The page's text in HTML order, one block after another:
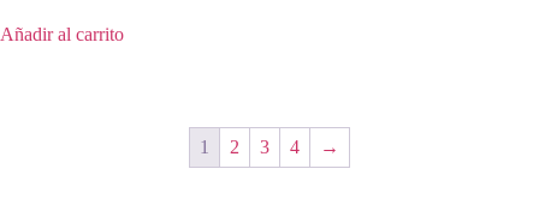
Añadir al carrito
1 2 3 4 →